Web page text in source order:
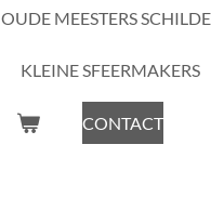
OUDE MEESTERS
KLEINE SFEERMAKERS
CONTACT